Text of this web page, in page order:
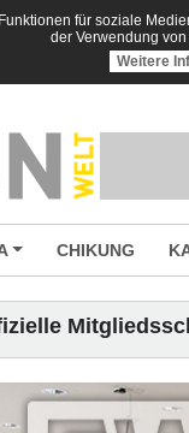
für soziale
der Verwendung
Weitere
CHIKUNG